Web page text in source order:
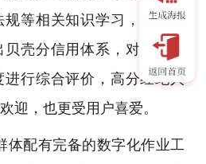
规等相关知识学习，提升经
壳分信用体系，对经纪人
进行综合评价，高分经纪人
迎，也更受用户喜爱。
配有完备的数字化作业工